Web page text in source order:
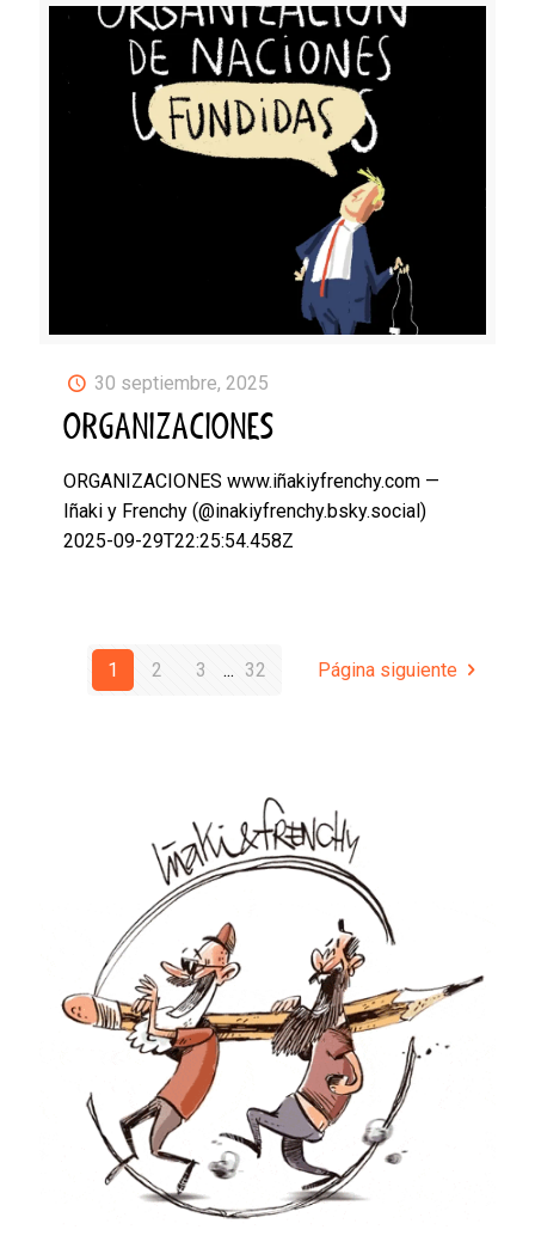
30 septiembre, 2025
ORGANIZACIONES
ORGANIZACIONES www.iñakiyfrenchy.com —
Iñaki y Frenchy (@inakiyfrenchy.bsky.social)
2025-09-29T22:25:54.458Z
1 2 3 ... 32 Página siguiente